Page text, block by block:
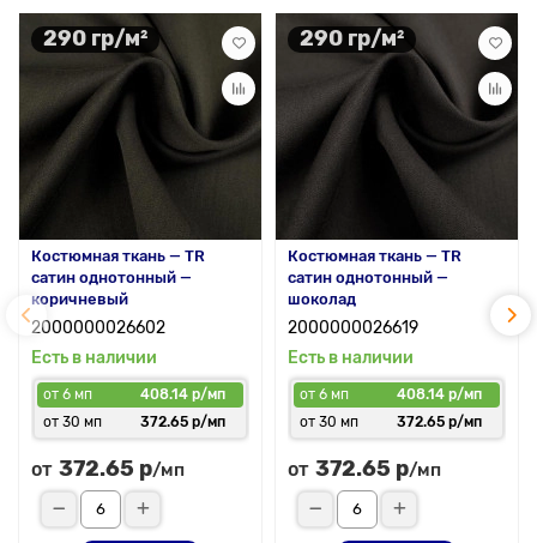
290 гр/м²
Костюмная ткань — TR
сатин однотонный —
коричневый
2000000026602
Есть в наличии
от 6 мп
408.14 р/мп
от 30 мп
372.65 р/мп
от 372.65 р/мп
290 гр/м²
Костюмная ткань — TR
сатин однотонный —
шоколад
2000000026619
Есть в наличии
от 6 мп
408.14 р/мп
от 30 мп
372.65 р/мп
от 372.65 р/мп